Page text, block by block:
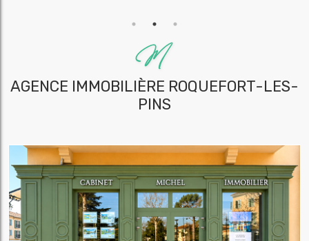
AGENCE IMMOBILIÈRE ROQUEFORT-LES-
PINS